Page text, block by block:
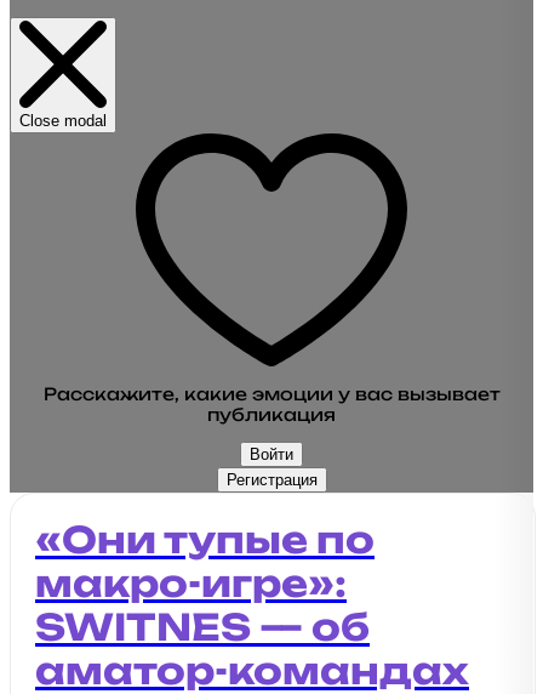
Close modal
Расскажите, какие эмоции у вас вызывает
публикация
Войти
Регистрация
«Они тупые по
макро-игре»:
SWITNES — об
аматор-командах